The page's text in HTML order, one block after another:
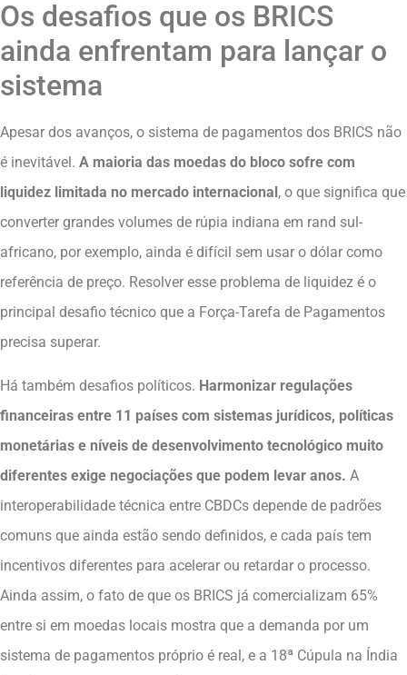
Os desafios que os BRICS
ainda enfrentam para lançar o
sistema
Apesar dos avanços, o sistema de pagamentos dos BRICS não
é inevitável. A maioria das moedas do bloco sofre com
liquidez limitada no mercado internacional , o que significa que
converter grandes volumes de rúpia indiana em rand sul-
africano, por exemplo, ainda é difícil sem usar o dólar como
referência de preço. Resolver esse problema de liquidez é o
principal desafio técnico que a Força-Tarefa de Pagamentos
precisa superar.
Há também desafios políticos. Harmonizar regulações
financeiras entre 11 países com sistemas jurídicos, políticas
monetárias e níveis de desenvolvimento tecnológico muito
diferentes exige negociações que podem levar anos. A
interoperabilidade técnica entre CBDCs depende de padrões
comuns que ainda estão sendo definidos, e cada país tem
incentivos diferentes para acelerar ou retardar o processo.
Ainda assim, o fato de que os BRICS já comercializam 65%
entre si em moedas locais mostra que a demanda por um
sistema de pagamentos próprio é real, e a 18ª Cúpula na Índia